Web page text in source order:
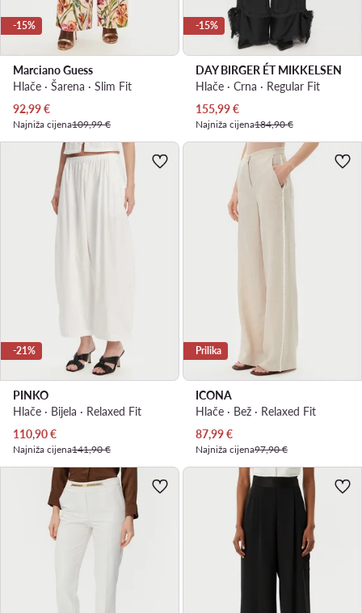
-15%
Marciano Guess
Hlače · Šarena · Slim Fit
Trenutna cijena
92,99€
Najniža cijena109,99 €
-15%
DAY BIRGER ÉT MIKKELSEN
Hlače · Crna · Regular Fit
Trenutna cijena
155,99€
Najniža cijena184,90 €
-21%
PINKO
Hlače · Bijela · Relaxed Fit
Trenutna cijena
110,90€
Najniža cijena141,90 €
Prilika
ICONA
Hlače · Bež · Relaxed Fit
Trenutna cijena
87,99€
Najniža cijena97,90 €